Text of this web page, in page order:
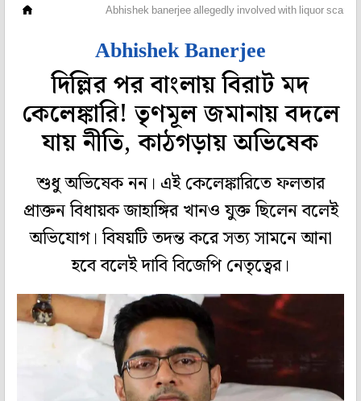
Abhishek banerjee allegedly involved with liquor scam
Abhishek Banerjee
দিল্লির পর বাংলায় বিরাট মদ
কেলেঙ্কারি! তৃণমূল জমানায় বদলে
যায় নীতি, কাঠগড়ায় অভিষেক
শুধু অভিষেক নন। এই কেলেঙ্কারিতে ফলতার
প্রাক্তন বিধায়ক জাহাঙ্গির খানও যুক্ত ছিলেন বলেই
অভিযোগ। বিষয়টি তদন্ত করে সত্য সামনে আনা
হবে বলেই দাবি বিজেপি নেতৃত্বের।